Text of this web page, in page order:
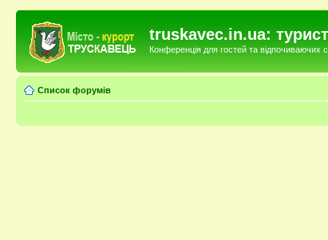
truskavec.in.ua:
Конференція для гостей та відпочиваючих
Список форумів